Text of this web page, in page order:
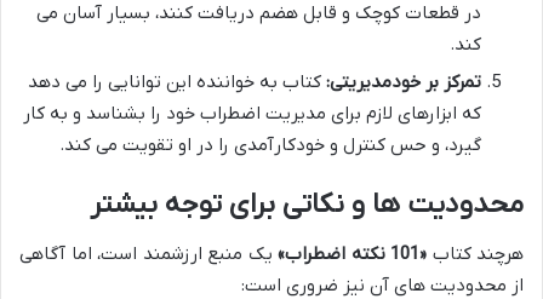
در قطعات کوچک و قابل هضم دریافت کنند، بسیار آسان می
کند.
تمرکز بر خودمدیریتی: کتاب به خواننده این توانایی را می دهد
که ابزارهای لازم برای مدیریت اضطراب خود را بشناسد و به کار
گیرد، و حس کنترل و خودکارآمدی را در او تقویت می کند.
محدودیت ها و نکاتی برای توجه بیشتر
هرچند کتاب «101 نکته اضطراب»
یک منبع ارزشمند است، اما آگاهی
از محدودیت های آن نیز ضروری است: